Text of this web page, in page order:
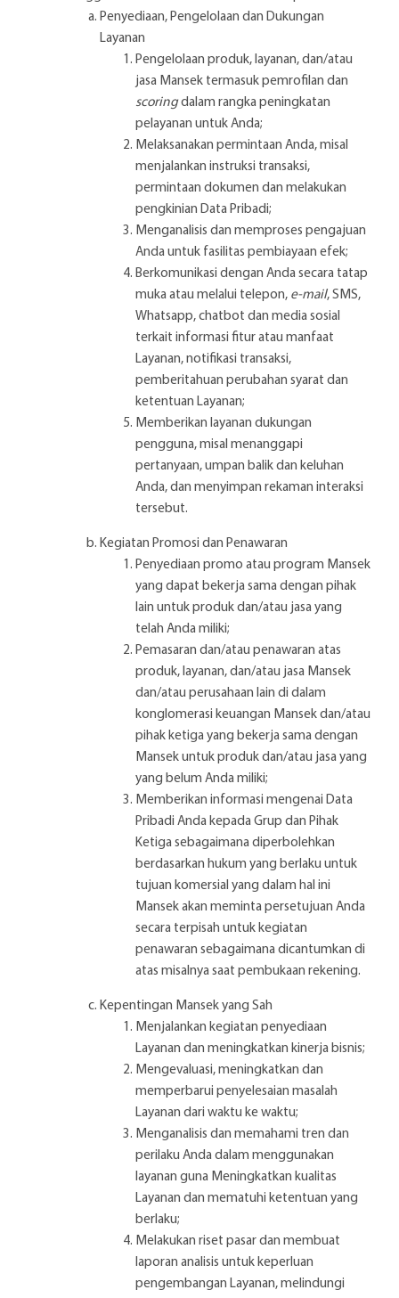
Penyediaan, Pengelolaan dan Dukungan
Layanan
Pengelolaan produk, layanan, dan/atau
jasa Mansek termasuk pemrofilan dan
scoringdalam rangka peningkatan
pelayanan untuk Anda;
Melaksanakan permintaan Anda, misal
menjalankan instruksi transaksi,
permintaan dokumen dan melakukan
pengkinian Data Pribadi;
Menganalisis dan memproses pengajuan
Anda untuk fasilitas pembiayaan efek;
Berkomunikasi dengan Anda secara tatap
muka atau melalui telepon, e-mail, SMS,
Whatsapp, chatbot dan media sosial
terkait informasi fitur atau manfaat
Layanan, notifikasi transaksi,
pemberitahuan perubahan syarat dan
ketentuan Layanan;
Memberikan layanan dukungan
pengguna, misal menanggapi
pertanyaan, umpan balik dan keluhan
Anda, dan menyimpan rekaman interaksi
tersebut.
Kegiatan Promosi dan Penawaran
Penyediaan promo atau program Mansek
yang dapat bekerja sama dengan pihak
lain untuk produk dan/atau jasa yang
telah Anda miliki;
Pemasaran dan/atau penawaran atas
produk, layanan, dan/atau jasa Mansek
dan/atau perusahaan lain di dalam
konglomerasi keuangan Mansek dan/atau
pihak ketiga yang bekerja sama dengan
Mansek untuk produk dan/atau jasa yang
yang belum Anda miliki;
Memberikan informasi mengenai Data
Pribadi Anda kepada Grup dan Pihak
Ketiga sebagaimana diperbolehkan
berdasarkan hukum yang berlaku untuk
tujuan komersial yang dalam hal ini
Mansek akan meminta persetujuan Anda
secara terpisah untuk kegiatan
penawaran sebagaimana dicantumkan di
atas misalnya saat pembukaan rekening.
Kepentingan Mansek yang Sah
Menjalankan kegiatan penyediaan
Layanan dan meningkatkan kinerja bisnis;
Mengevaluasi, meningkatkan dan
memperbarui penyelesaian masalah
Layanan dari waktu ke waktu;
Menganalisis dan memahami tren dan
perilaku Anda dalam menggunakan
layanan guna Meningkatkan kualitas
Layanan dan mematuhi ketentuan yang
berlaku;
Melakukan riset pasar dan membuat
laporan analisis untuk keperluan
pengembangan Layanan, melindungi